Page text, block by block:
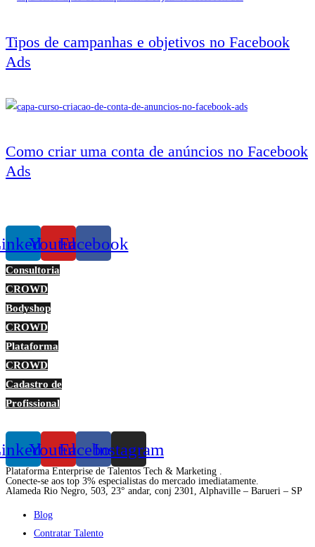
Tipos de campanhas e objetivos no Facebook
Ads
Como criar uma conta de anúncios no Facebook
Ads
YoutubeFacebook
Consultoria
CROWD
Bodyshop
CROWD
Plataforma
CROWD
Cadastro de
Profissional
YoutubeFacebookInstagram
Plataforma Enterprise de Talentos Tech & Marketing .
Conecte-se aos top 3% especialistas do mercado imediatamente.
Alameda Rio Negro, 503, 23° andar, conj 2301, Alphaville – Barueri – SP
Blog
Contratar Talento